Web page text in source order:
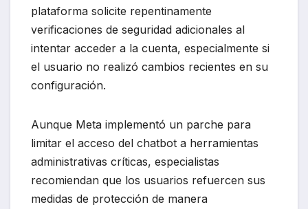
plataforma solicite repentinamente
verificaciones de seguridad adicionales al
intentar acceder a la cuenta, especialmente si
el usuario no realizó cambios recientes en su
configuración.
Aunque Meta implementó un parche para
limitar el acceso del chatbot a herramientas
administrativas críticas, especialistas
recomiendan que los usuarios refuercen sus
medidas de protección de manera